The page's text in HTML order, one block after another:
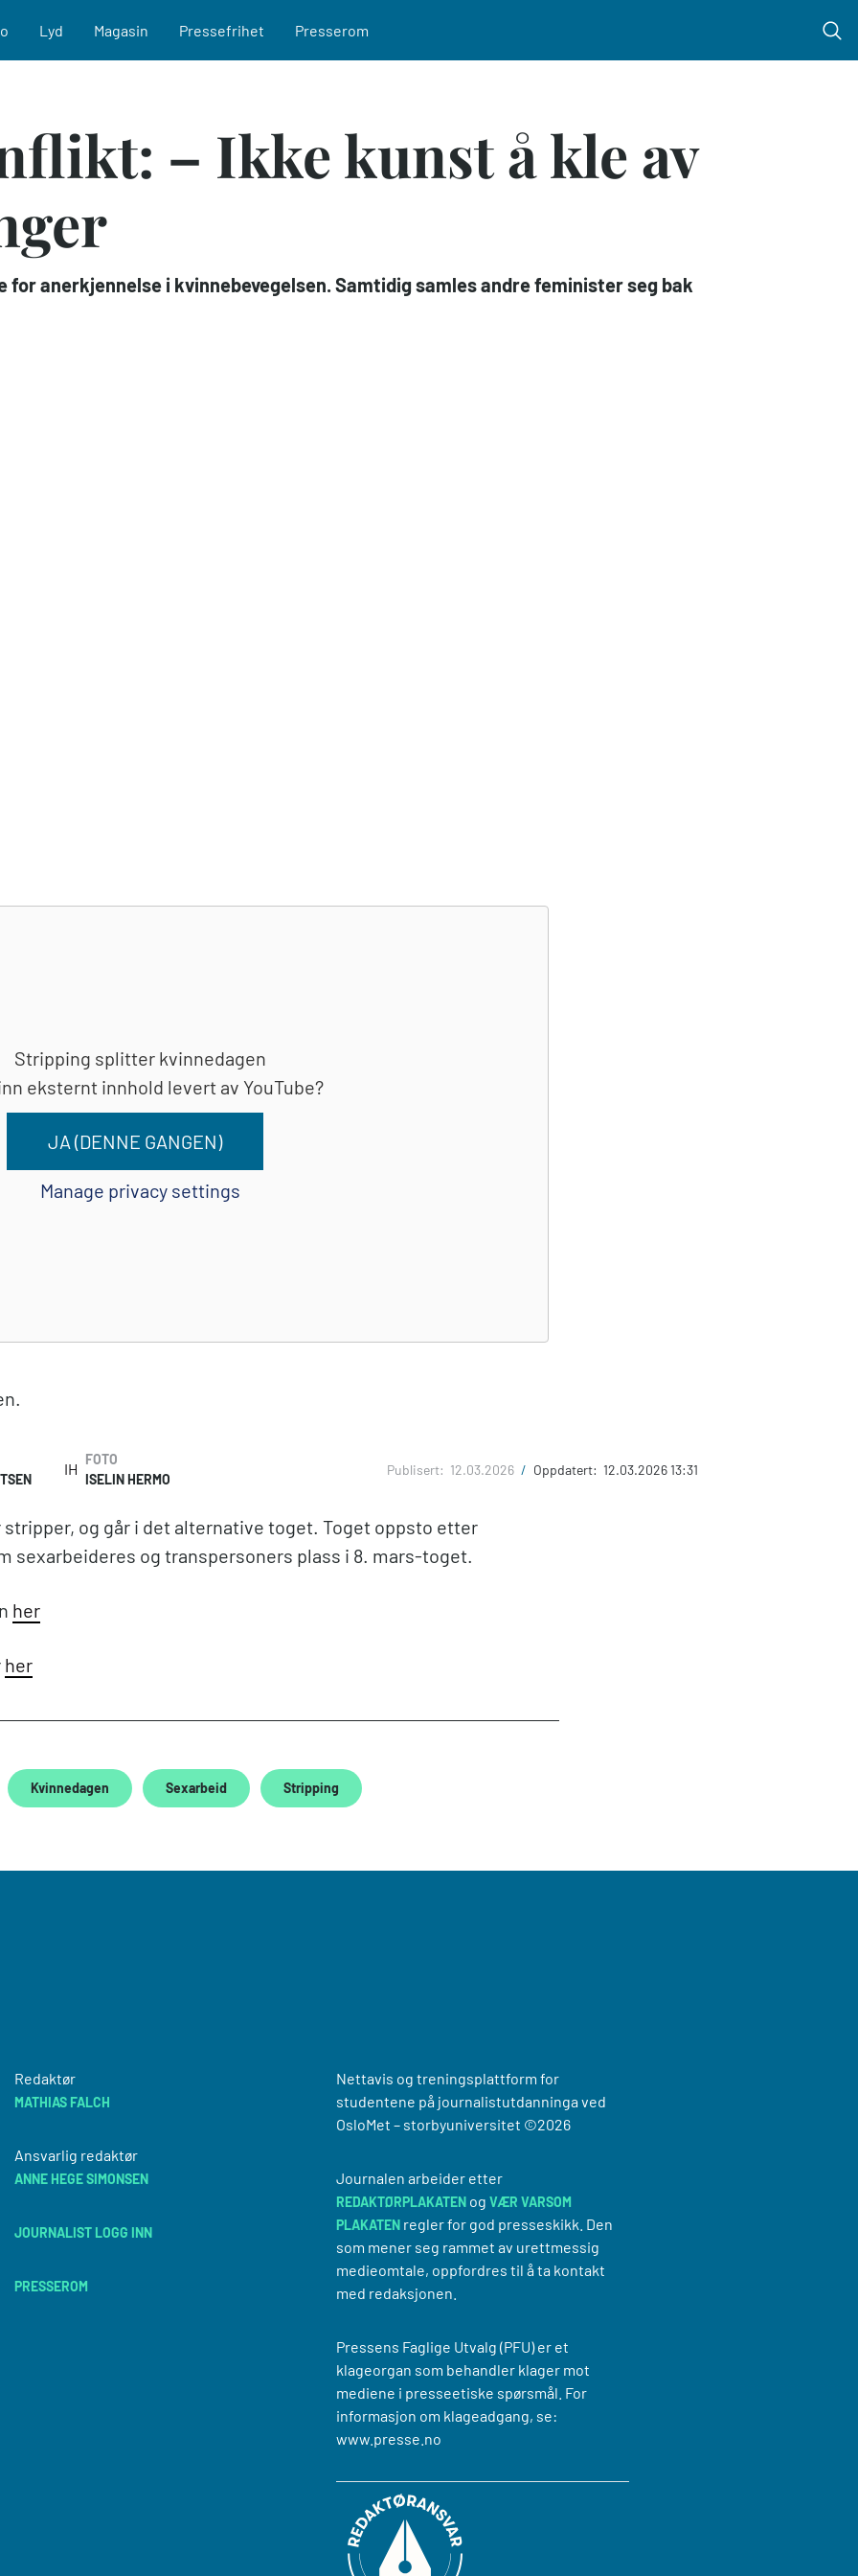
Lyd Magasin Pressefrihet Presserom
– Ikke kunst å kle av
anerkjennelse i kvinnebevegelsen. Samtidig samles andre feminister seg bak
Stripping splitter kvinnedagen
eksternt innhold levert av YouTube?
JA (DENNE GANGEN)
Manage privacy settings
IH
FOTO
ISELIN HERMO
Publisert: 12.03.2026 / Oppdatert: 12.03.2026 13:31
stripper, og går i det alternative toget. Toget oppsto etter
sexarbeideres og transpersoners plass i 8. mars-toget.
her
her
Kvinnedagen Sexarbeid Stripping
Redaktør
MATHIAS FALCH
Ansvarlig redaktør
ANNE HEGE SIMONSEN
JOURNALIST LOGG INN
PRESSEROM
Nettavis og treningsplattform for
studentene på journalistutdanninga ved
OsloMet – storbyuniversitet ©2026
Journalen arbeider etter
REDAKTØRPLAKATENog VÆR VARSOM
PLAKATENregler for god presseskikk. Den
som mener seg rammet av urettmessig
medieomtale, oppfordres til å ta kontakt
med redaksjonen.
Pressens Faglige Utvalg (PFU) er et
klageorgan som behandler klager mot
mediene i presseetiske spørsmål. For
informasjon om klageadgang, se:
www.presse.no